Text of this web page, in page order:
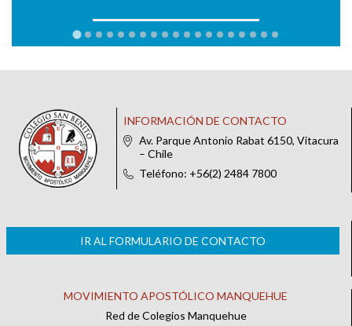
INFORMACIÓN DE CONTACTO
Av. Parque Antonio Rabat 6150, Vitacura
– Chile
Teléfono: +56(2) 2484 7800
IR AL FORMULARIO DE CONTACTO
MOVIMIENTO APOSTÓLICO MANQUEHUE
Red de Colegios Manquehue